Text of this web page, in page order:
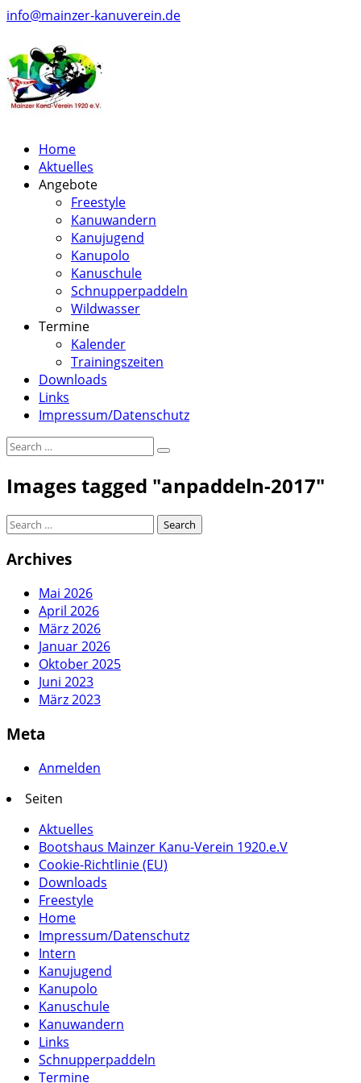
info@mainzer-kanuverein.de
Home
Aktuelles
Angebote
Freestyle
Kanuwandern
Kanujugend
Kanupolo
Kanuschule
Schnupperpaddeln
Wildwasser
Termine
Kalender
Trainingszeiten
Downloads
Links
Impressum/Datenschutz
Images tagged "anpaddeln-2017"
Archives
Mai 2026
April 2026
März 2026
Januar 2026
Oktober 2025
Juni 2023
März 2023
Meta
Anmelden
Seiten
Aktuelles
Bootshaus Mainzer Kanu-Verein 1920.e.V
Cookie-Richtlinie (EU)
Downloads
Freestyle
Home
Impressum/Datenschutz
Intern
Kanujugend
Kanupolo
Kanuschule
Kanuwandern
Links
Schnupperpaddeln
Termine